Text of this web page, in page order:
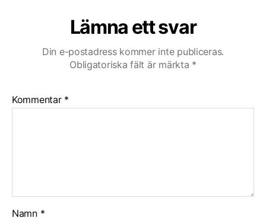
Lämna ett svar
Din e-postadress kommer inte publiceras.
Obligatoriska fält är märkta *
Kommentar *
Namn *